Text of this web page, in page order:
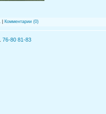
Комментарии (0)
76-80 81-83